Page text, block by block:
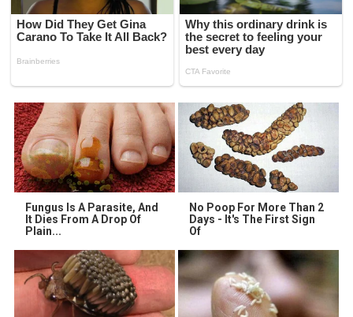
Fungus Is A Parasite, And
It Dies From A Drop Of
Plain...
No Poop For More Than 2
Days - It's The First Sign
Of